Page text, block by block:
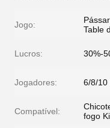
Jogo:
Table
Lucros: 30%-
Jogadores: 6/8/10
Compatível:
fogo